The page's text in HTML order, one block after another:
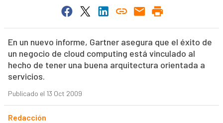
En un nuevo informe, Gartner asegura que el éxito de
un negocio de cloud computing está vinculado al
hecho de tener una buena arquitectura orientada a
servicios.
Publicado el 13 Oct 2009
Redacción